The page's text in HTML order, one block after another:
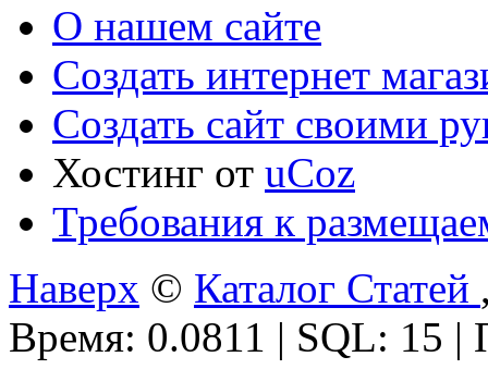
О нашем сайте
Создать интернет
Создать сайт своими
Хостинг от uCoz
Требования к
Наверх © Каталог Статей
Время: 0.0811 | SQL: 15